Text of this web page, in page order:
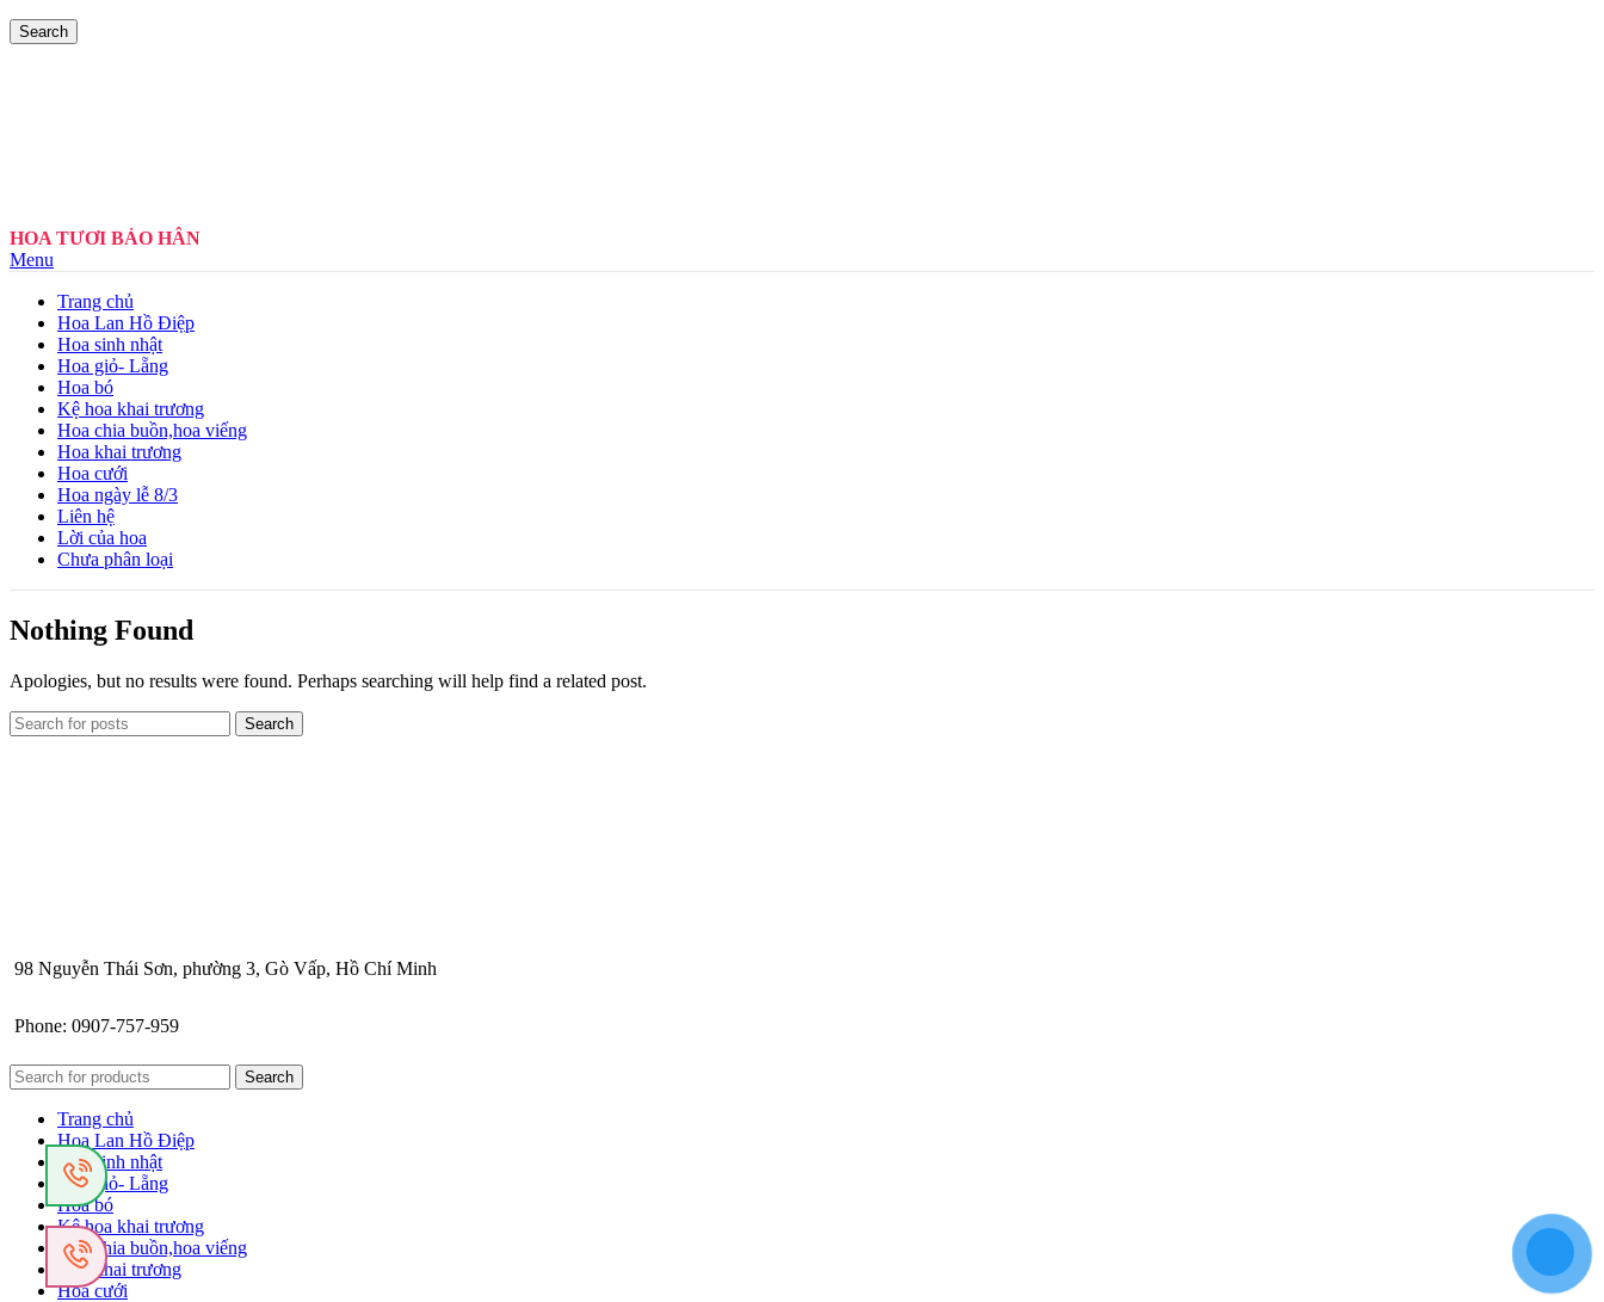
Search
HOA TƯƠI BẢO HÂN
Menu
Trang chủ
Hoa Lan Hồ Điệp
Hoa sinh nhật
Hoa giỏ- Lẵng
Hoa bó
Kệ hoa khai trương
Hoa chia buồn,hoa viếng
Hoa khai trương
Hoa cưới
Hoa ngày lễ 8/3
Liên hệ
Lời của hoa
Chưa phân loại
Nothing Found
Apologies, but no results were found. Perhaps searching will help find a related post.
Search
98 Nguyễn Thái Sơn, phường 3, Gò Vấp, Hồ Chí Minh
Phone: 0907-757-959
Search
Trang chủ
Hoa Lan Hồ Điệp
Hoa sinh nhật
Hoa giỏ- Lẵng
Hoa bó
Kệ hoa khai trương
Hoa chia buồn,hoa viếng
Hoa khai trương
Hoa cưới